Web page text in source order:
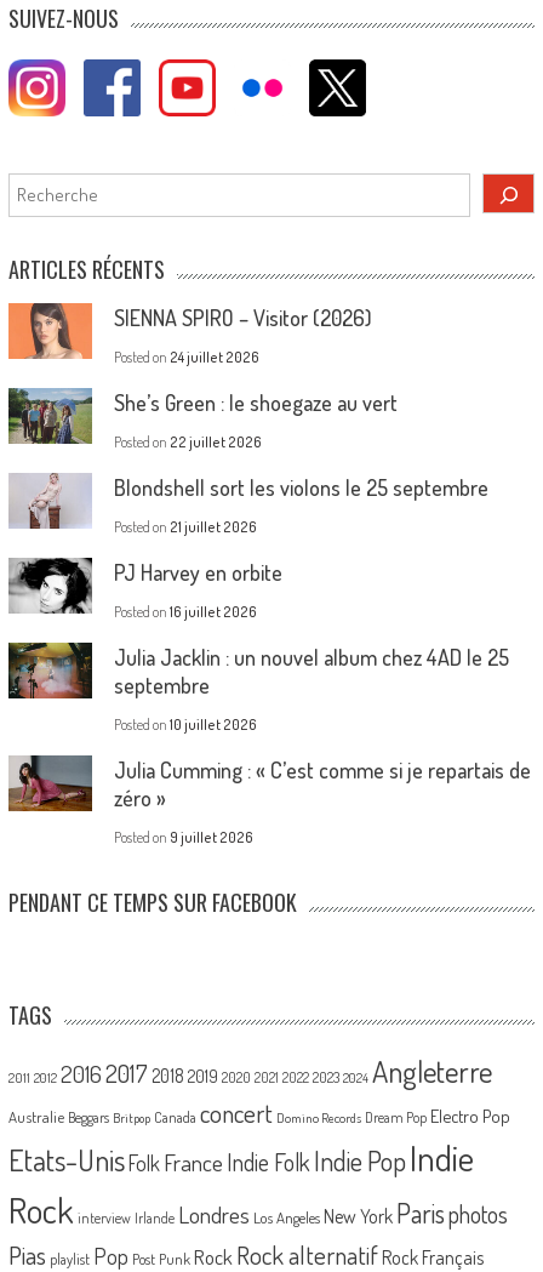
SUIVEZ-NOUS
Rechercher
ARTICLES RÉCENTS
SIENNA SPIRO – Visitor (2026)
Posted on 24 juillet 2026
She’s Green : le shoegaze au vert
Posted on 22 juillet 2026
Blondshell sort les violons le 25 septembre
Posted on 21 juillet 2026
PJ Harvey en orbite
Posted on 16 juillet 2026
Julia Jacklin : un nouvel album chez 4AD le 25
septembre
Posted on 10 juillet 2026
Julia Cumming : « C’est comme si je repartais de
zéro »
Posted on 9 juillet 2026
PENDANT CE TEMPS SUR FACEBOOK
TAGS
2011 2012 20162017 2018 2019 2020 2021 2022 2023 2024 Angleterre
Australie Beggars Britpop Canada concert Domino Records Dream Pop Electro Pop
Etats-UnisFolk France Indie Folk Indie PopIndie
Rock interview Irlande Londres Los Angeles New York Parisphotos
Pias playlist Pop Post Punk Rock Rock alternatif Rock Français